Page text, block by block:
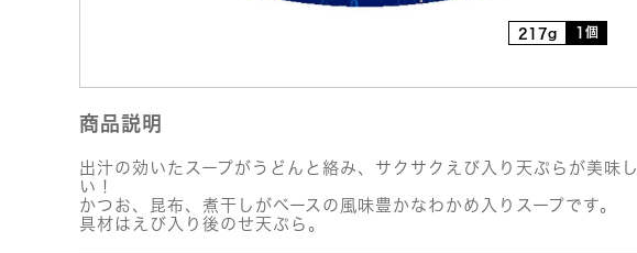
217g 1個
商品説明
出汁の効いたスープがうどんと絡み、サクサクえび入り天ぷらが美味し
い！
かつお、昆布、煮干しがベースの風味豊かなわかめ入りスープです。
具材はえび入り後のせ天ぷら。